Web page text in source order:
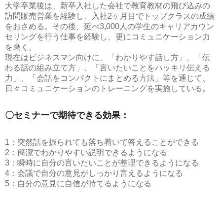
大学卒業後は、新卒入社した会社で教育教材の飛び込みの
訪問販売営業を経験し、入社2ヶ月目でトップクラスの成績
をおさめる。その後、延べ3,000人の学生のキャリアカウン
セリングを行う仕事を経験し、更にコミュニケーション力
を磨く。
現在はビジネスマン向けに、「わかりやす話し方」、「伝
わる話の組み立て方」、「言いたいことをハッキリ伝える
力」、「会話をコンパクトにまとめる方法」等を通じて、
日々コミュニケーションのトレーニングを実施している。
〇セミナーで期待できる効果：
1：突然話を振られても落ち着いて答えることができる
2：簡潔でわかりやすい説明できるようになる
3：瞬時に自分の言いたいことが整理できるようになる
4：会議で自分の意見がしっかり言えるようになる
5：自分の意見に自信が持てるようになる